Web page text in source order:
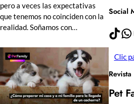
pero a veces las expectativas
que tenemos no coinciden con la
realidad. Soñamos con…
Social
TikTok WhatsApp
Clic
Revista
Pet